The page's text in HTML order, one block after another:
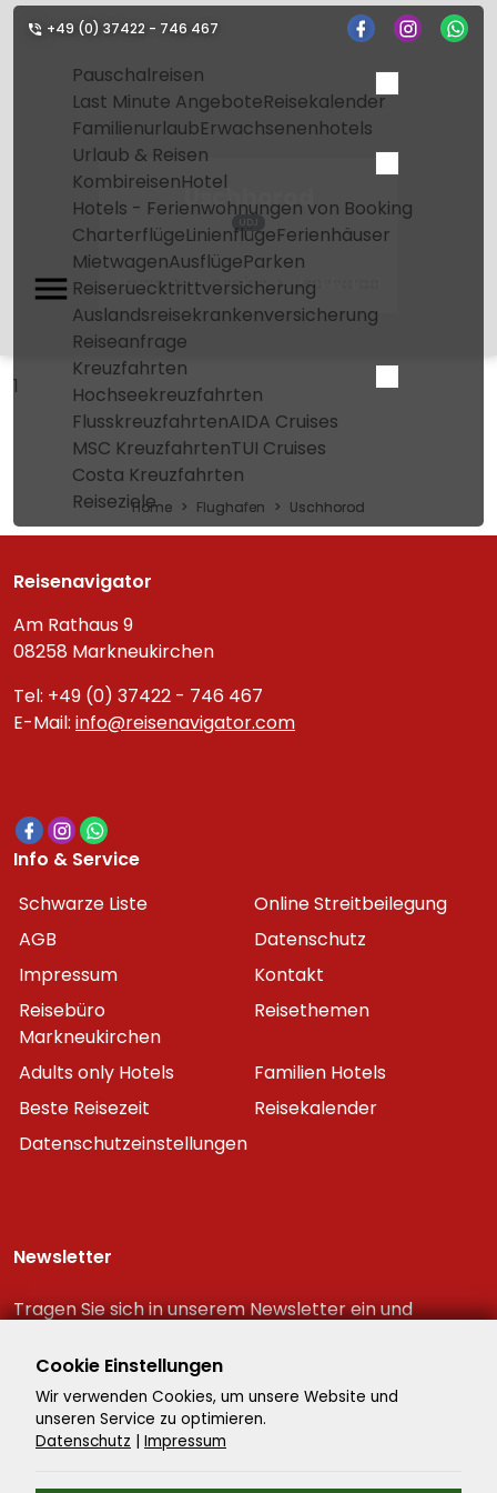
+49 (0) 37422 - 746 467
Pauschalreisen
Last Minute AngeboteReisekalender
FamilienurlaubErwachsenenhotels
Urlaub & Reisen
KombireisenHotel
Hotels - Ferienwohnungen von Booking
CharterflügeLinienflügeFerienhäuser
MietwagenAusflügeParken
Reiseruecktrittversicherung
Auslandsreisekrankenversicherung
Reiseanfrage
Kreuzfahrten
Hochseekreuzfahrten
FlusskreuzfahrtenAIDA Cruises
MSC KreuzfahrtenTUI Cruises
Costa Kreuzfahrten
Reiseziele
Uschhorod
UDJ
Home Flughafen Uschhorod
1
Home Flughafen Uschhorod
Reisenavigator
Am Rathaus 9
08258 Markneukirchen
Tel: +49 (0) 37422 - 746 467
E-Mail: info@reisenavigator.com
Info & Service
Schwarze Liste
Online Streitbeilegung
AGB
Datenschutz
Impressum
Kontakt
Reisebüro
Markneukirchen
Reisethemen
Adults only Hotels
Familien Hotels
Beste Reisezeit
Reisekalender
Datenschutzeinstellungen
Newsletter
Tragen Sie sich in unserem Newsletter ein und
Reiseschnäppchen!
Cookie Einstellungen
Wir verwenden Cookies, um unsere Website und
unseren Service zu optimieren.
Datenschutz | Impressum